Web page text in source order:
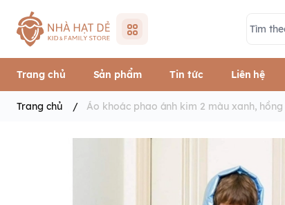
Trang chủ Sản phẩm Tin tức Liên hệ
Trang chủ / Áo khoác phao ánh kim 2 màu xanh,